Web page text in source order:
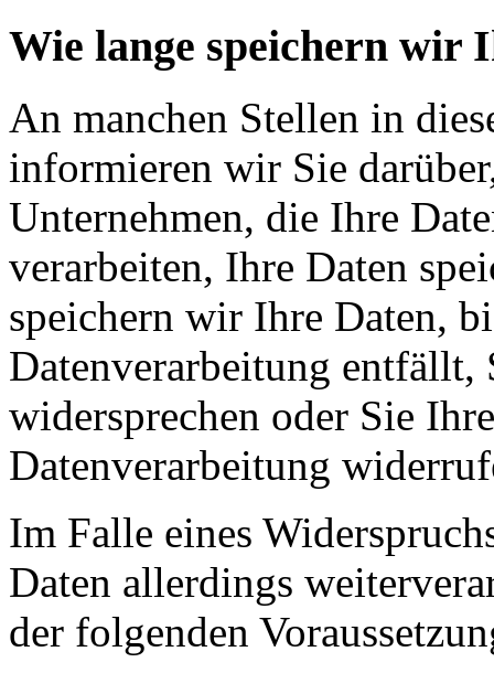
Wie lange speichern wir
An manchen Stellen in
informieren wir Sie
Unternehmen, die Ihre
verarbeiten, Ihre Daten
speichern wir Ihre Daten,
Datenverarbeitung entfällt,
widersprechen oder Sie
Datenverarbeitung
Im Falle eines
Daten allerdings
der folgenden